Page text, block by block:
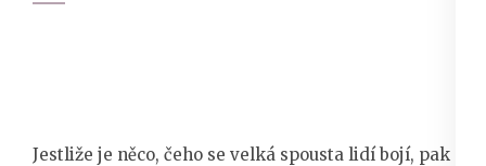
Jestliže je něco, čeho se velká spousta lidí bojí, pak